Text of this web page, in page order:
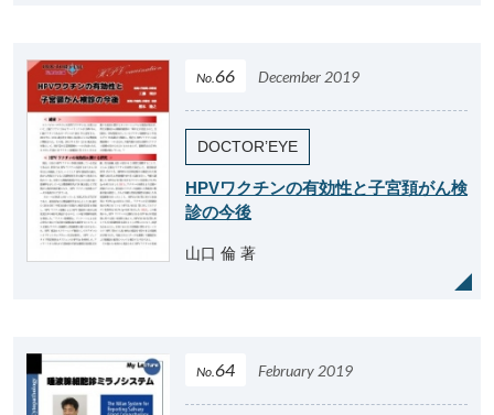
No. 66 December 2019
DOCTOR’EYE
HPVワクチンの有効性と子宮頚がん検
診の今後
山口 倫 著
No. 64 February 2019